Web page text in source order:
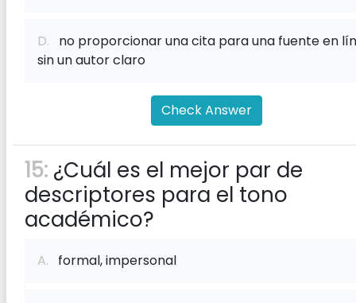
D. no proporcionar una cita para una fuente en
sin un autor claro
Check Answer
15: ¿Cuál es el mejor par de
descriptores para el tono
académico?
A. formal, impersonal